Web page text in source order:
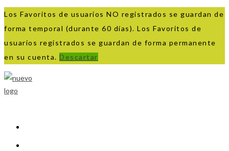
Los Favoritos de usuarios NO registrados se guardan de
forma temporal (durante 60 días). Los Favoritos de
usuarios registrados se guardan de forma permanente
en su cuenta. Descartar
Ir
al